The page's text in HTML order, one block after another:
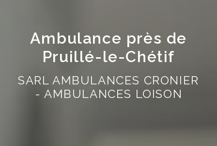
Ambulance près de
Pruillé-le-Chétif
SARL AMBULANCES CRONIER
- AMBULANCES LOISON